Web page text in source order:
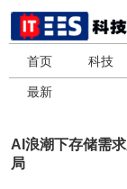
首页 科技
最新
AI浪潮下存储需
局